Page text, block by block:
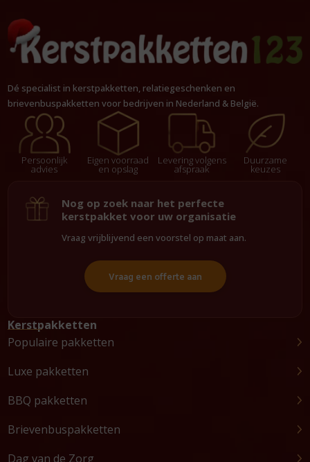
Dé specialist in kerstpakketten, relatiegeschenken en
brievenbuspakketten voor bedrijven in Nederland & België.
Persoonlijk
advies
Eigen voorraad
en opslag
Levering volgens
afspraak
Duurzame
keuzes
Nog op zoek naar het perfecte
kerstpakket voor uw organisatie
Vraag vrijblijvend een voorstel op maat aan.
Vraag een offerte aan
Kerstpakketten
Populaire pakketten
Luxe pakketten
BBQ pakketten
Brievenbuspakketten
Dag van de Zorg